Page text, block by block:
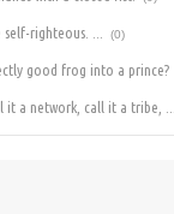
righteous. ... (0)
good frog into a prince?
a network, call it a tribe, ...